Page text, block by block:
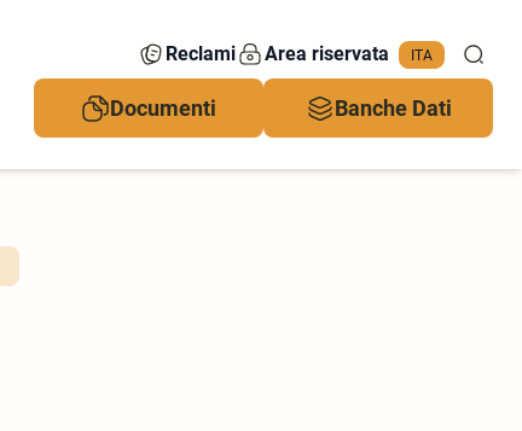
Reclami Area riservata ITA
Documenti Banche Dati